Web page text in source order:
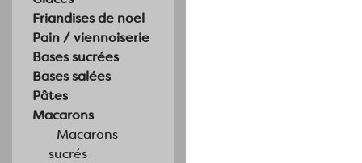
Friandises de noel
Pain / viennoiserie
Bases sucrées
Bases salées
Pâtes
Macarons
Macarons
sucrés